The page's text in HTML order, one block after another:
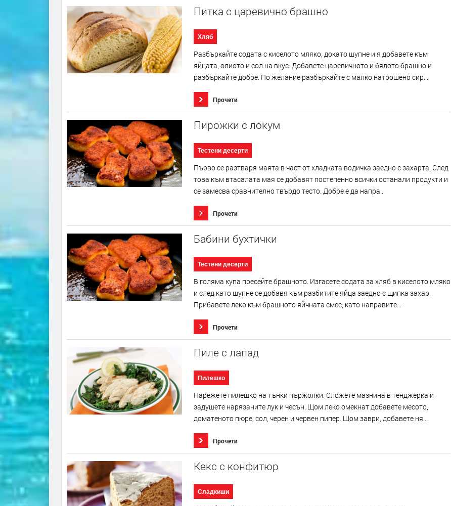
Питка с царевично брашно
Хляб
Разбъркайте содата с киселото мляко, докато шупне и я добавете към
яйцата, олиото и сол на вкус. Добавете царевичното и бялото брашно и
разбъркайте добре. По желание разбъркайте с малко натрошено сир...
Прочети
Пирожки с локум
Тестени десерти
Първо се разтваря маята в част от хладката водичка заедно с захарта. След
това към втасалата мая се добавят постепенно всички останали продукти и
се замесва сравнително твърдо тесто. Добре е да напра...
Прочети
Бабини бухтички
Тестени десерти
В голяма купа пресейте брашното. Изгасете содата за хляб в киселото мляко
и след като шупне се добавя към разбитите яйца заедно с щипка захар.
Прибавете леко към брашното яйчната смес, като направите...
Прочети
Пиле с лапад
Пилешко
Нарежете пилешко на тънки пържолки. Сложете мазнина в тенджерка и
задушете нарязаните лук и чесън. Щом леко омекнат добавете месото,
доматеното пюре, сол, черен и червен пипер. Щом заври, добавете ня...
Прочети
Кекс с конфитюр
Сладкиши